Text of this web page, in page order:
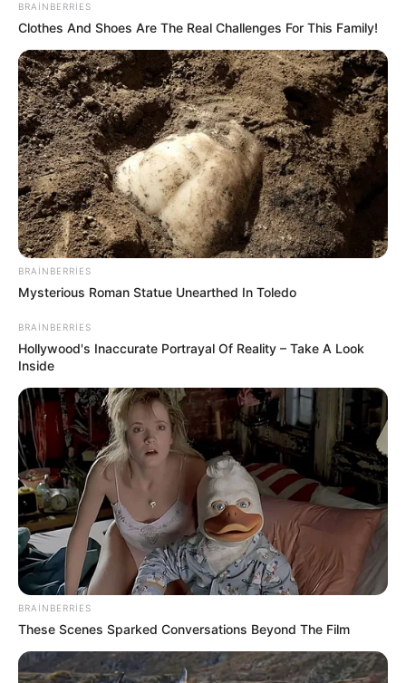
7 avqustda bizi nələr gözləyir? —
ULDUZ FALI
126 0 0
23:56 / 06 Avqust 2026
Sevinc Hüseynova Səidə Bəkirqızına
uduzdu —Məhkəmə rədd etdi
60 0 0
23:54 / 06 Avqust 2026 CƏMİYYƏT
BRAINBERRIES
Clothes And Shoes Are The Real Challenges For This Family!
BRAINBERRIES
Mysterious Roman Statue Unearthed In Toledo
BRAINBERRIES
Hollywood's Inaccurate Portrayal Of Reality – Take A Look
Inside
BRAINBERRIES
These Scenes Sparked Conversations Beyond The Film